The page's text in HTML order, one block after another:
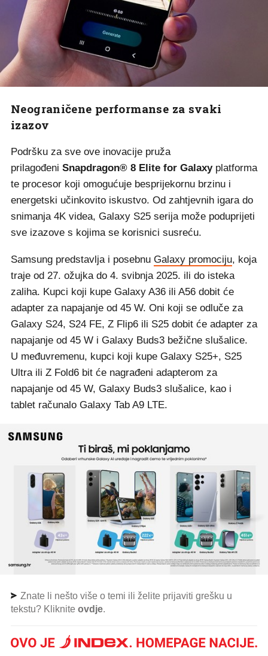
Neograničene performanse za svaki
izazov
Podršku za sve ove inovacije pruža
prilagođeni Snapdragon® 8 Elite for Galaxyplatforma
te procesor koji omogućuje besprijekornu brzinu i
energetski učinkovito iskustvo. Od zahtjevnih igara do
snimanja 4K videa, Galaxy S25 serija može poduprijeti
sve izazove s kojima se korisnici susreću.
Samsung predstavlja i posebnu Galaxy promociju, koja
traje od 27. ožujka do 4. svibnja 2025. ili do isteka
zaliha. Kupci koji kupe Galaxy A36 ili A56 dobit će
adapter za napajanje od 45 W. Oni koji se odluče za
Galaxy S24, S24 FE, Z Flip6 ili S25 dobit će adapter za
napajanje od 45 W i Galaxy Buds3 bežične slušalice.
U međuvremenu, kupci koji kupe Galaxy S25+, S25
Ultra ili Z Fold6 bit će nagrađeni adapterom za
napajanje od 45 W, Galaxy Buds3 slušalice, kao i
tablet računalo Galaxy Tab A9 LTE.
Znate li nešto više o temi ili želite prijaviti grešku u
tekstu? Kliknite ovdje.